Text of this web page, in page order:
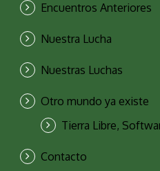
Encuentros Anteriores
Nuestra Lucha
Nuestras Luchas
Otro mundo ya existe
Tierra Libre,
Contacto